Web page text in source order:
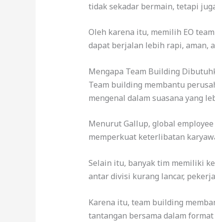
tidak sekadar bermain, tetapi
Oleh karena itu, memilih EO
dapat berjalan lebih rapi, aman,
Mengapa Team Building
Team building membantu
mengenal dalam suasana yang
Menurut Gallup, global
memperkuat keterlibatan
Selain itu, banyak tim memiliki
antar divisi kurang lancar,
Karena itu, team building
tantangan bersama dalam